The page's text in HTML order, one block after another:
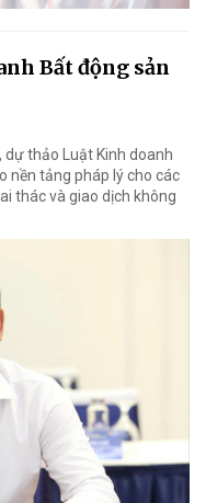
Bất động sản
dự thảo Luật Kinh doanh
nền tảng pháp lý cho các
thác và giao dịch không